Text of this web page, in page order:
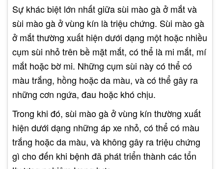
Sự khác biệt lớn nhất giữa sùi mào gà ở mắt và
sùi mào gà ở vùng kín là triệu chứng. Sùi mào gà
ở mắt thường xuất hiện dưới dạng một hoặc nhiều
cụm sùi nhỏ trên bề mặt mắt, có thể là mi mắt, mí
mắt hoặc bờ mi. Những cụm sùi này có thể có
màu trắng, hồng hoặc da màu, và có thể gây ra
những cơn ngứa, đau hoặc khó chịu.
Trong khi đó, sùi mào gà ở vùng kín thường xuất
hiện dưới dạng những áp xe nhỏ, có thể có màu
trắng hoặc da màu, và không gây ra triệu chứng
gì cho đến khi bệnh đã phát triển thành các tổn